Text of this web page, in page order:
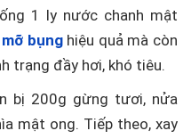
1 ly nước chanh mật
bụnghiệu quả mà còn
trạng đầy hơi, khó tiêu.
bị 200g gừng tươi, nửa
mật ong. Tiếp theo, xay